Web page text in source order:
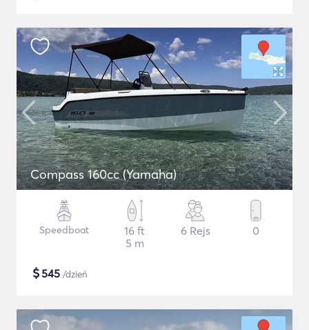
Compass 160cc (Yamaha)
Speedboat
16 ft
5 m
6 Rejs 0
$545 /dzień